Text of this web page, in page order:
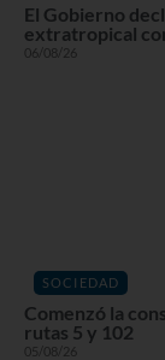
El Gobierno
extratropical
06/08/26
SOCIEDAD
Comenzó la
rutas 5 y 102
05/08/26